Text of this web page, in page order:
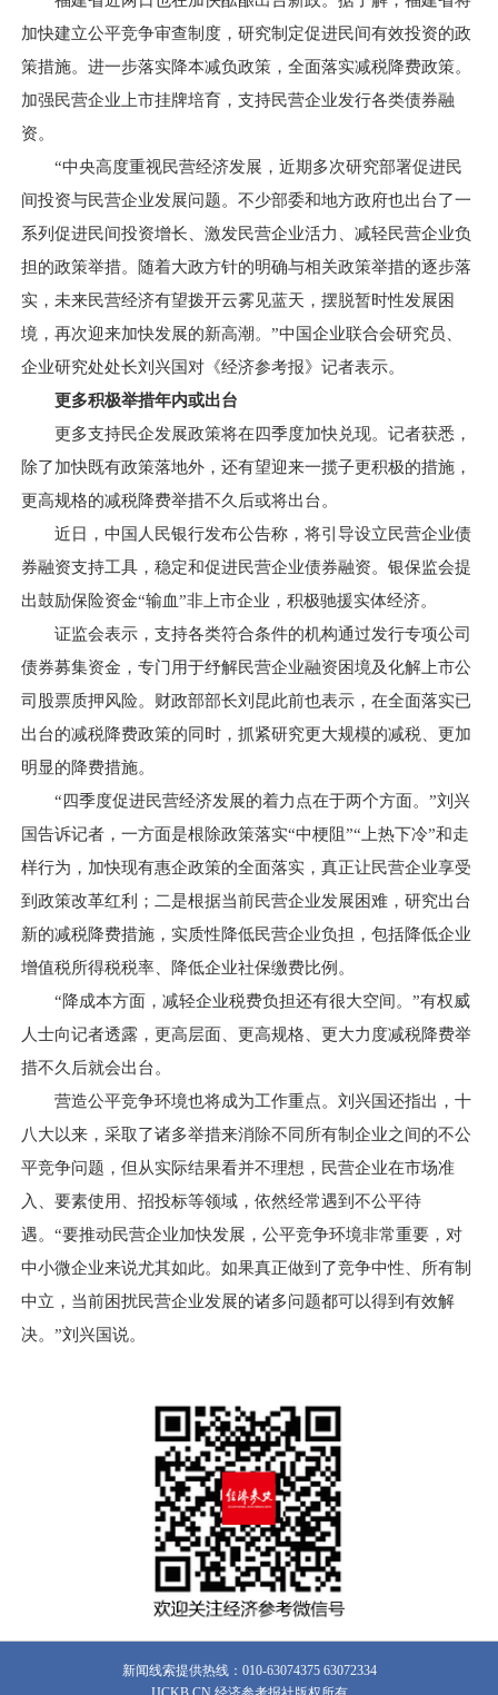
加快建立公平竞争审查制度，研究制定促进民间有效投资的政
策措施。进一步落实降本减负政策，全面落实减税降费政策。
加强民营企业上市挂牌培育，支持民营企业发行各类债券融
资。
“中央高度重视民营经济发展，近期多次研究部署促进民
间投资与民营企业发展问题。不少部委和地方政府也出台了一
系列促进民间投资增长、激发民营企业活力、减轻民营企业负
担的政策举措。随着大政方针的明确与相关政策举措的逐步落
实，未来民营经济有望拨开云雾见蓝天，摆脱暂时性发展困
境，再次迎来加快发展的新高潮。”中国企业联合会研究员、
企业研究处处长刘兴国对《经济参考报》记者表示。
更多积极举措年内或出台
更多支持民企发展政策将在四季度加快兑现。记者获悉，
除了加快既有政策落地外，还有望迎来一揽子更积极的措施，
更高规格的减税降费举措不久后或将出台。
近日，中国人民银行发布公告称，将引导设立民营企业债
券融资支持工具，稳定和促进民营企业债券融资。银保监会提
出鼓励保险资金“输血”非上市企业，积极驰援实体经济。
证监会表示，支持各类符合条件的机构通过发行专项公司
债券募集资金，专门用于纾解民营企业融资困境及化解上市公
司股票质押风险。财政部部长刘昆此前也表示，在全面落实已
出台的减税降费政策的同时，抓紧研究更大规模的减税、更加
明显的降费措施。
“四季度促进民营经济发展的着力点在于两个方面。”刘兴
国告诉记者，一方面是根除政策落实“中梗阻”“上热下冷”和走
样行为，加快现有惠企政策的全面落实，真正让民营企业享受
到政策改革红利；二是根据当前民营企业发展困难，研究出台
新的减税降费措施，实质性降低民营企业负担，包括降低企业
增值税所得税税率、降低企业社保缴费比例。
“降成本方面，减轻企业税费负担还有很大空间。”有权威
人士向记者透露，更高层面、更高规格、更大力度减税降费举
措不久后就会出台。
营造公平竞争环境也将成为工作重点。刘兴国还指出，十
八大以来，采取了诸多举措来消除不同所有制企业之间的不公
平竞争问题，但从实际结果看并不理想，民营企业在市场准
入、要素使用、招投标等领域，依然经常遇到不公平待
遇。“要推动民营企业加快发展，公平竞争环境非常重要，对
中小微企业来说尤其如此。如果真正做到了竞争中性、所有制
中立，当前困扰民营企业发展的诸多问题都可以得到有效解
决。”刘兴国说。
新闻线索提供热线：010-63074375 63072334